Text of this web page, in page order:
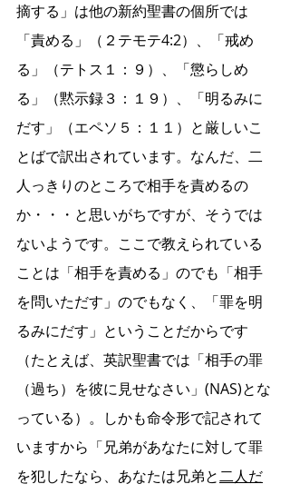
摘する」は他の新約聖書の個所では
「責める」（２テモテ4:2）、「戒め
る」（テトス１：９）、「懲らしめ
る」（黙示録３：１９）、「明るみに
だす」（エペソ５：１１）と厳しいこ
とばで訳出されています。なんだ、二
人っきりのところで相手を責めるの
か・・・と思いがちですが、そうでは
ないようです。ここで教えられている
ことは「相手を責める」のでも「相手
を問いただす」のでもなく、「罪を明
るみにだす」ということだからです
（たとえば、英訳聖書では「相手の罪
（過ち）を彼に見せなさい」(NAS)とな
っている）。しかも命令形で記されて
いますから「兄弟があなたに対して罪
を犯したなら、あなたは兄弟と二人だ